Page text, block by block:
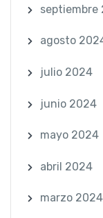
septiembre
agosto
julio 2024
junio 2024
mayo 2024
abril 2024
marzo 2024